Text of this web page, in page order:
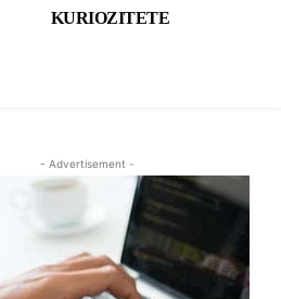
KURIOZITETE
- Advertisement -